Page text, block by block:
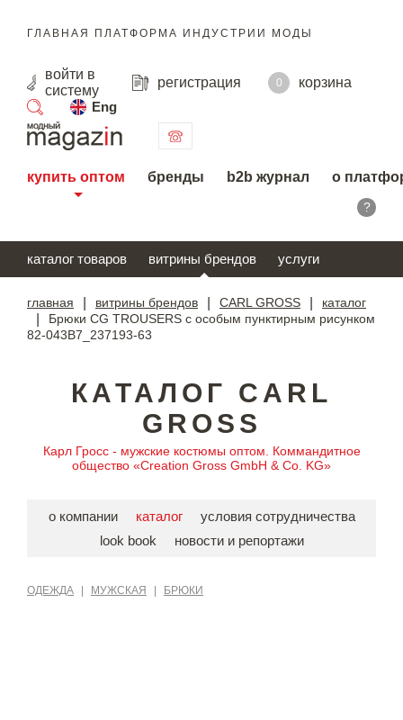
ГЛАВНАЯ ПЛАТФОРМА ИНДУСТРИИ МОДЫ
войти в
систему
регистрация 0
корзина
Eng
поиск
купить оптом бренды b2b журнал о
?
каталог товаров витрины брендов услуги
главная витрины брендов CARL GROSS каталог
Брюки CG TROUSERS с особым пунктирным рисунком
82-043B7_237193-63
КАТАЛОГ CARL
GROSS
Карл Гросс - мужские костюмы оптом. Коммандитное
общество «Creation Gross GmbH & Co. KG»
о компании каталог
условия сотрудничества
look book
новости и репортажи
ОДЕЖДА МУЖСКАЯ БРЮКИ